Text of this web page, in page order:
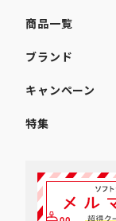
商品一覧
ブランド
キャンペーン
特集